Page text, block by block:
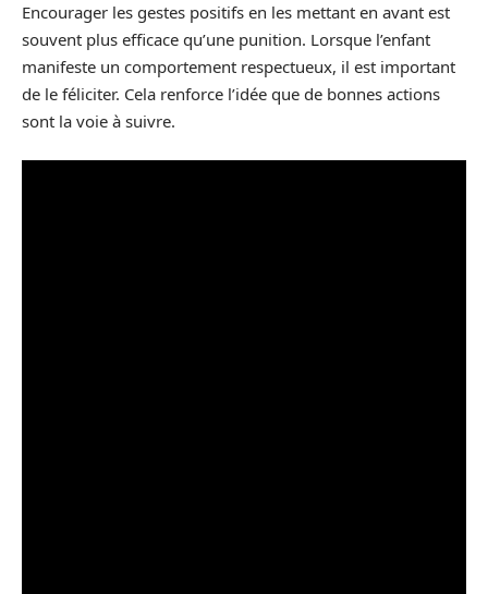
Encourager les gestes positifs en les mettant en avant est
souvent plus efficace qu’une punition. Lorsque l’enfant
manifeste un comportement respectueux, il est important
de le féliciter. Cela renforce l’idée que de bonnes actions
sont la voie à suivre.